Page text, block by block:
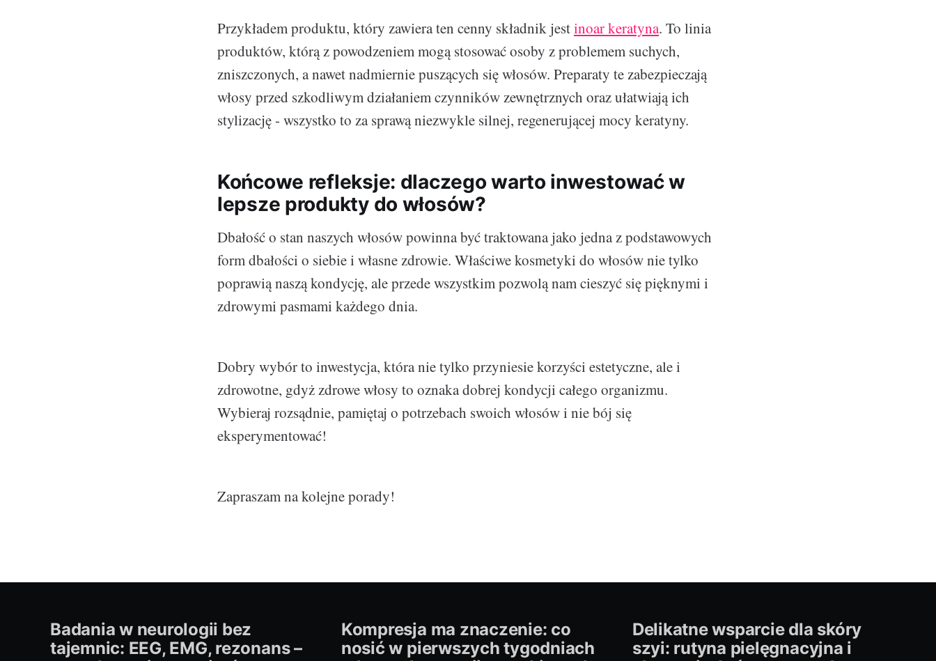
Przykładem produktu, który zawiera ten cenny składnik jestinoar keratyna. To linia
produktów, którą z powodzeniem mogą stosować osoby z problemem suchych,
zniszczonych, a nawet nadmiernie puszących się włosów. Preparaty te zabezpieczają
włosy przed szkodliwym działaniem czynników zewnętrznych oraz ułatwiają ich
stylizację - wszystko to za sprawą niezwykle silnej, regenerującej mocy keratyny.
Końcowe refleksje: dlaczego warto inwestować w
lepsze produkty do włosów?
Dbałość o stan naszych włosów powinna być traktowana jako jedna z podstawowych
form dbałości o siebie i własne zdrowie. Właściwe kosmetyki do włosów nie tylko
poprawią naszą kondycję, ale przede wszystkim pozwolą nam cieszyć się pięknymi i
zdrowymi pasmami każdego dnia.
Dobry wybór to inwestycja, która nie tylko przyniesie korzyści estetyczne, ale i
zdrowotne, gdyż zdrowe włosy to oznaka dobrej kondycji całego organizmu.
Wybieraj rozsądnie, pamiętaj o potrzebach swoich włosów i nie bój się
eksperymentować!
Zapraszam na kolejne porady!
Badania w neurologii bez
tajemnic: EEG, EMG, rezonans –
Kompresja ma znaczenie: co
nosić w pierwszych tygodniach
Delikatne wsparcie dla skóry
szyi: rutyna pielęgnacyjna i